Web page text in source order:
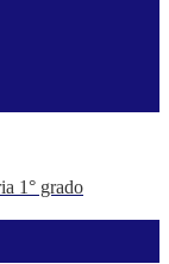
1° grado